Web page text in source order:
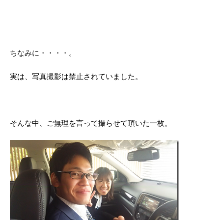
ちなみに・・・・。
実は、写真撮影は禁止されていました。
そんな中、ご無理を言って撮らせて頂いた一枚。